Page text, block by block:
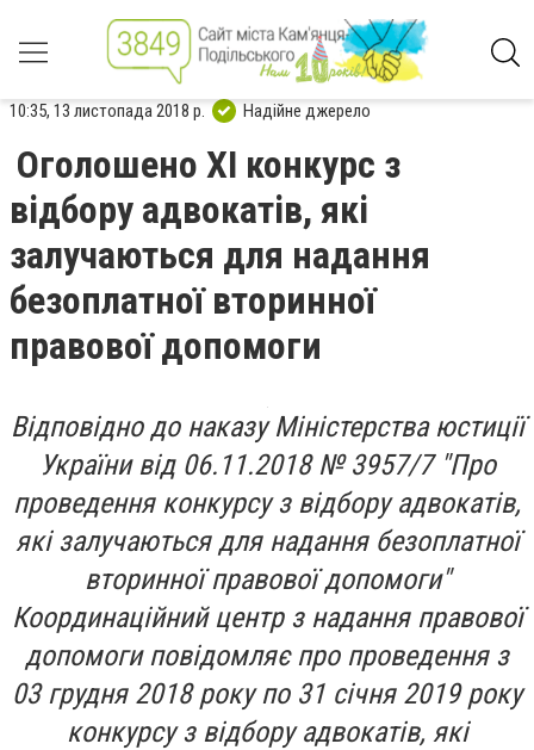
10:35, 13 листопада 2018 р. Надійне джерело
Оголошено XI конкурс з
відбору адвокатів, які
залучаються для надання
безоплатної вторинної
правової допомоги
Відповідно до наказу Міністерства юстиції
України від 06.11.2018 № 3957/7"Про
проведення конкурсу з відбору адвокатів,
які залучаються для надання безоплатної
вторинної правової допомоги"
Координаційний центр з надання правової
допомоги повідомляє про проведення з
03 грудня 2018 року по 31 січня 2019 року
конкурсу з відбору адвокатів, які